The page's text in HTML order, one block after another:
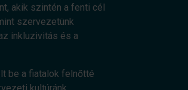
akik szintén a fenti cél
szervezetünk
inkluzivitás és a
be a fiatalok felnőtté